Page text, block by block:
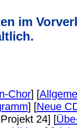
im
Chor] [
] [Neue
24] [